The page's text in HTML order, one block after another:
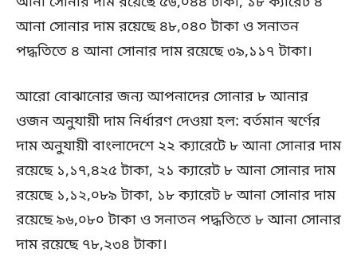
আনা সোনার দাম রয়েছে ৪৮,০৪০ টাকা ও সনাতন
পদ্ধতিতে ৪ আনা সোনার দাম রয়েছে ৩৯,১১৭ টাকা।
আরো বোঝানোর জন্য আপনাদের সোনার ৮ আনার
ওজন অনুযায়ী দাম নির্ধারণ দেওয়া হল: বর্তমান স্বর্ণের
দাম অনুযায়ী বাংলাদেশে ২২ ক্যারেটে ৮ আনা সোনার দাম
রয়েছে ১,১৭,৪২৫ টাকা, ২১ ক্যারেট ৮ আনা সোনার দাম
রয়েছে ১,১২,০৮৯ টাকা, ১৮ ক্যারেট ৮ আনা সোনার দাম
রয়েছে ৯৬,০৮০ টাকা ও সনাতন পদ্ধতিতে ৮ আনা সোনার
দাম রয়েছে ৭৮,২৩৪ টাকা।